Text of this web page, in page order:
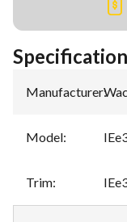
Manufacturer:
Model:
Trim: